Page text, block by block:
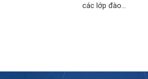
các lớp đào...